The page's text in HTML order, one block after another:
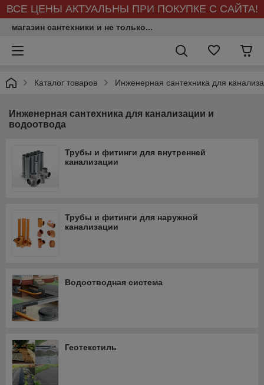
ВСЕ ЦЕНЫ АКТУАЛЬНЫ ПРИ ПОКУПКЕ С САЙТА!
магазин сантехники и не только...
Каталог товаров Инженерная сантехника для
Инженерная сантехника для канализации и
водоотвода
Трубы и фитинги для внутренней
канализации
Трубы и фитинги для наружной
канализации
Водоотводная система
Геотекстиль